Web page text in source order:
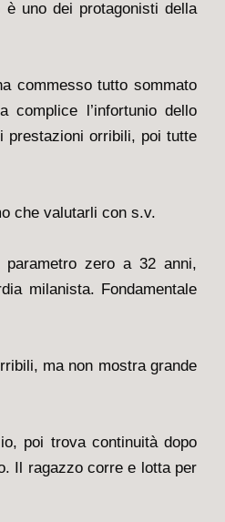
è uno dei protagonisti della
commesso tutto sommato
l’infortunio dello
prestazioni orribili, poi tutte
che valutarli con s.v.
zero a 32 anni,
milanista. Fondamentale
ma non mostra grande
poi trova continuità dopo
Il ragazzo corre e lotta per